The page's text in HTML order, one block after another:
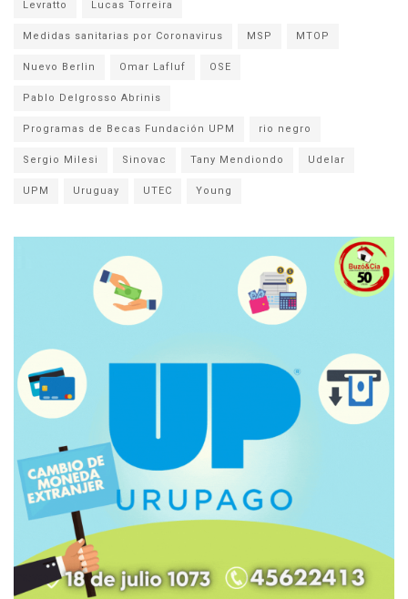
Levratto Lucas Torreira
Medidas sanitarias por Coronavirus MSP MTOP
Nuevo Berlin Omar Lafluf OSE
Pablo Delgrosso Abrinis
Programas de Becas Fundación UPM rio negro
Sergio Milesi Sinovac Tany Mendiondo Udelar
UPM Uruguay UTEC Young